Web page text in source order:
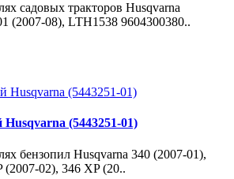
садовых тракторов Husqvarna
(2007-08), LTH1538 9604300380..
(5443251-01)
бензопил Husqvarna 340 (2007-01),
(2007-02), 346 XP (20..